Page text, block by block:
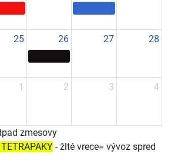
25 26 27 28
1 2 3 4
zmesovy
- žlté vrece= vývoz spred